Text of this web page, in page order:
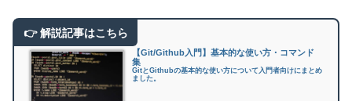
【Git/Github入門】基本的な使い方・コマンド
集
GitとGithubの基本的な使い方について入門者向けにまとめ
ました。